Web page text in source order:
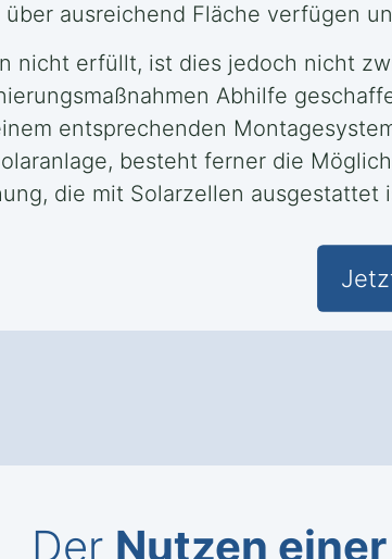
über ausreichend Fläche verfügen
nicht erfüllt, ist dies jedoch nicht
Abhilfe
entsprechenden
besteht ferner die
die mit Solarzellen ausgestattet
Der Nutzen